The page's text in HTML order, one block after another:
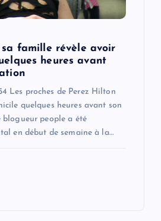
sa famille révèle avoir
heures avant
Les proches de Perez Hilton
quelques heures avant son
people a été
en début de semaine à la…